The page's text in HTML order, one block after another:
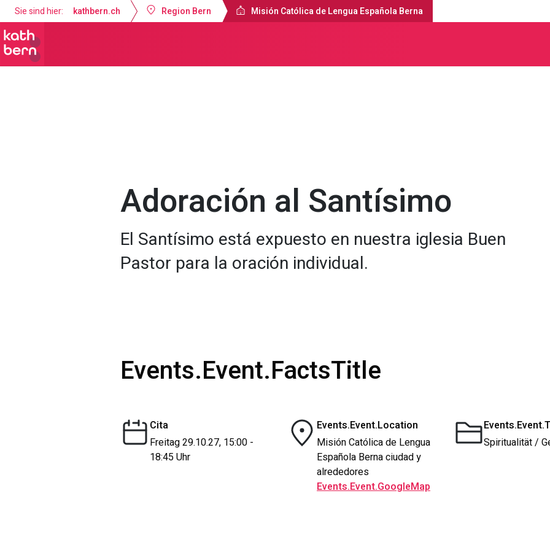
Sie sind hier: kathbern.ch Region Bern Misión Católica de Lengua Española Berna
Adoración al Santísimo
El Santísimo está expuesto en nuestra iglesia Buen
Pastor para la oración individual.
Events.Event.FactsTitle
Cita
Freitag 29.10.27, 15:00 -
18:45 Uhr
Events.Event.Location
Misión Católica de Lengua
Española Berna ciudad y
alrededores
Events.Event.GoogleMap
Spiritualität /